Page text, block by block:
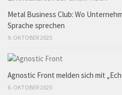
Metal Business Club: Wo
Sprache sprechen
9. OKTOBER 2025
Agnostic Front melden sich mit
6. OKTOBER 2025